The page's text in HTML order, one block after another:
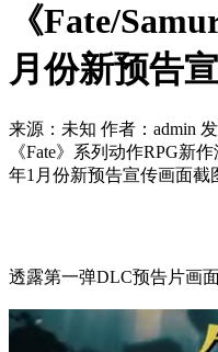
《Fate/
月份新预告
来源：未知 作者：admin
《Fate》系列动作RPG新
年1月份新预告宣传画面截
透露第一弹DLC预告片画